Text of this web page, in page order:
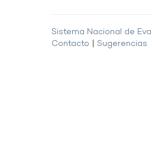
Sistema Nacional de
Contacto
Sugerencias